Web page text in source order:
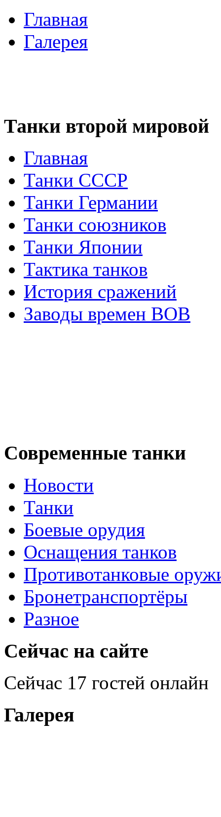
Главная
Галерея
Танки второй мировой
Главная
Танки СССР
Танки Германии
Танки союзников
Танки Японии
Тактика танков
История сражений
Заводы времен ВОВ
Современные танки
Новости
Танки
Боевые орудия
Оснащения танков
Противотанковые
Бронетранспортёры
Разное
Сейчас на сайте
Сейчас 17 гостей онлайн
Галерея